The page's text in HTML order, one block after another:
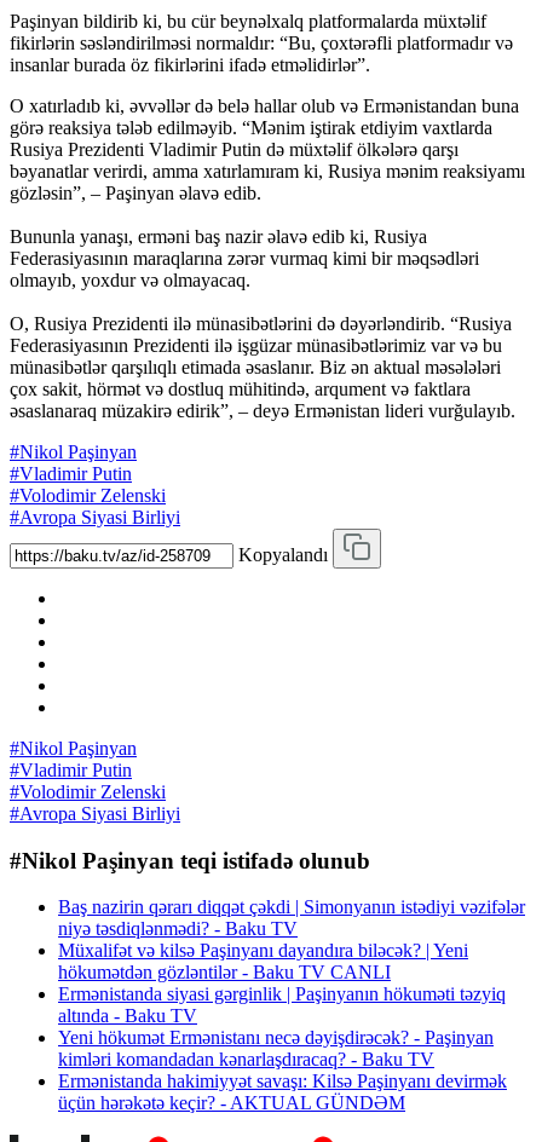
Paşinyan bildirib ki, bu cür beynəlxalq platformalarda müxtəlif
fikirlərin səsləndirilməsi normaldır: “Bu, çoxtərəfli platformadır və
insanlar burada öz fikirlərini ifadə etməlidirlər”.
O xatırladıb ki, əvvəllər də belə hallar olub və Ermənistandan buna
görə reaksiya tələb edilməyib. “Mənim iştirak etdiyim vaxtlarda
Rusiya Prezidenti Vladimir Putin də müxtəlif ölkələrə qarşı
bəyanatlar verirdi, amma xatırlamıram ki, Rusiya mənim reaksiyamı
gözləsin”, – Paşinyan əlavə edib.
Bununla yanaşı, erməni baş nazir əlavə edib ki, Rusiya
Federasiyasının maraqlarına zərər vurmaq kimi bir məqsədləri
olmayıb, yoxdur və olmayacaq.
O, Rusiya Prezidenti ilə münasibətlərini də dəyərləndirib. “Rusiya
Federasiyasının Prezidenti ilə işgüzar münasibətlərimiz var və bu
münasibətlər qarşılıqlı etimada əsaslanır. Biz ən aktual məsələləri
çox sakit, hörmət və dostluq mühitində, arqument və faktlara
əsaslanaraq müzakirə edirik”, – deyə Ermənistan lideri vurğulayıb.
#Nikol Paşinyan
#Vladimir Putin
#Volodimir Zelenski
#Avropa Siyasi Birliyi
Kopyalandı
#Nikol Paşinyan
#Vladimir Putin
#Volodimir Zelenski
#Avropa Siyasi Birliyi
#Nikol Paşinyan teqi istifadə olunub
Baş nazirin qərarı diqqət çəkdi | Simonyanın istədiyi vəzifələr
niyə təsdiqlənmədi? - Baku TV
Müxalifət və kilsə Paşinyanı dayandıra biləcək? | Yeni
hökumətdən gözləntilər - Baku TV CANLI
Ermənistanda siyasi gərginlik | Paşinyanın hökuməti təzyiq
altında - Baku TV
Yeni hökumət Ermənistanı necə dəyişdirəcək? - Paşinyan
kimləri komandadan kənarlaşdıracaq? - Baku TV
Ermənistanda hakimiyyət savaşı: Kilsə Paşinyanı devirmək
üçün hərəkətə keçir? - AKTUAL GÜNDƏM